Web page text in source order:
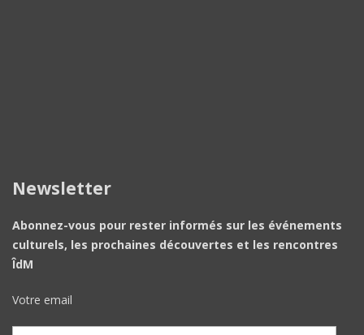
Newsletter
Abonnez-vous pour rester informés sur les événements
culturels, les prochaines découvertes et les rencontres
ÎdM
Votre email